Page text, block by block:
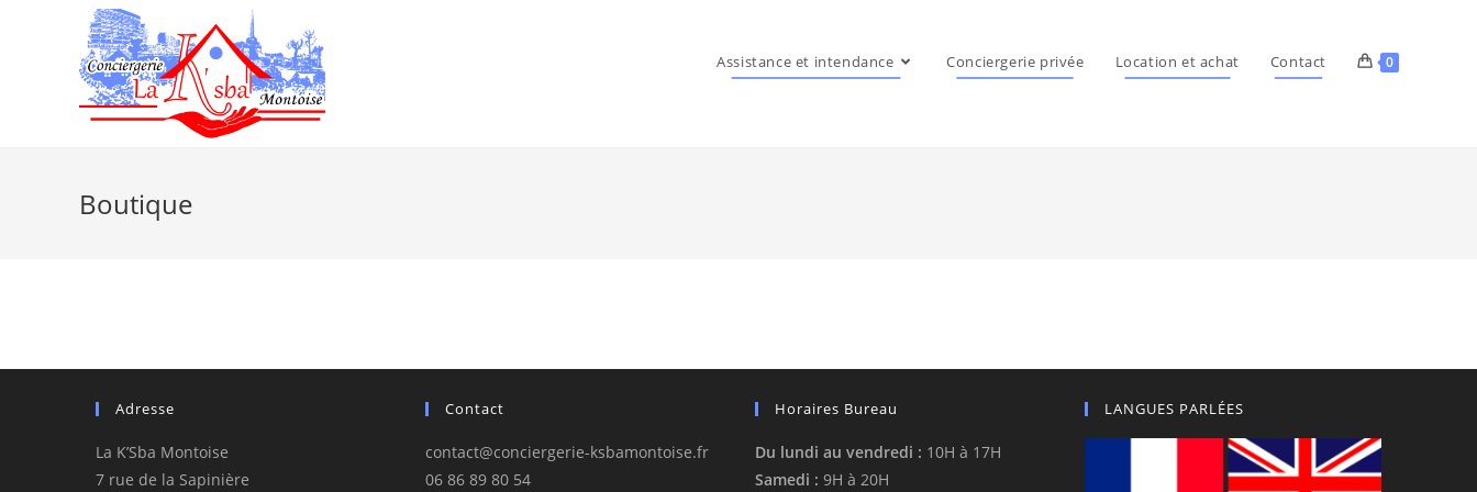
Assistance et intendance Conciergerie privée Location et achat Contact 0
Boutique
Adresse
La K’Sba Montoise
7 rue de la Sapinière
Contact
contact@conciergerie-ksbamontoise.fr
06 86 89 80 54
Horaires Bureau
Du lundi au vendredi : 10H à 17H
Samedi : 9H à 20H
LANGUES PARLÉES